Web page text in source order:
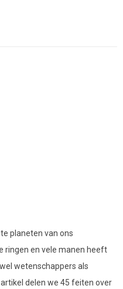
planeten van ons
ringen en vele manen heeft
wetenschappers als
delen we 45 feiten over